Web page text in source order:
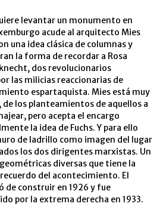
levantar un monumento en
acude al arquitecto Mies
una idea clásica de columnas y
la forma de recordar a Rosa
dos revolucionarios
las milicias reaccionarias de
espartaquista. Mies está muy
los planteamientos de aquellos a
pero acepta el encargo
la idea de Fuchs. Y para ello
de ladrillo como imagen del lugar
los dos dirigentes marxistas. Un
diversas que tiene la
del acontecimiento. El
construir en 1926 y fue
por la extrema derecha en 1933.